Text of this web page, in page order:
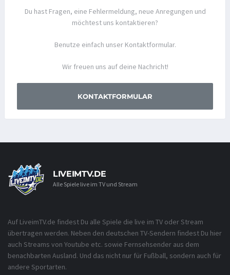
Du hast Fragen, eine Fehlermeldung, neue Anregungen und
möchtest uns kontaktieren?
Benutze einfach unser Kontaktformular.
Wir freuen uns auf deine Nachricht!
KONTAKTFORMULAR
LIVEIMTV.DE
Alle Spiele live im TV und Stream
Auf LiveimTV.de findest Du alle Spiele die live im TV oder Stream
übertragen werden. Neben den deutschen TV-Sendern findest Du hier
auch Streams von Youtube etc. sowie Fernsehsender aus dem
benachbarten Ausland. Und das nicht nur für Fußball, sondern auch für
andere Sportarten.